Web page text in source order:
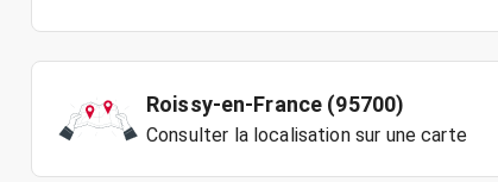
Roissy-en-France (95700)
Consulter la localisation sur une carte